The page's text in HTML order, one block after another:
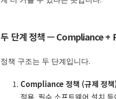
두 단계 정책 — Compliance +
정책 구조는 두 단계입니다.
Compliance 정책 (규제 정
적용, 필수 소프트웨어 설치